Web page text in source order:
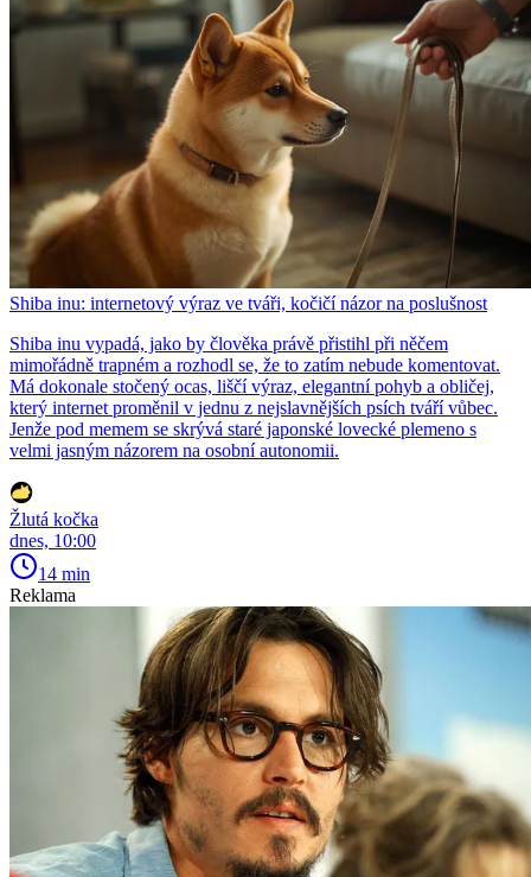
Shiba inu: internetový výraz ve tváři, kočičí názor na poslušnost
Shiba inu vypadá, jako by člověka právě přistihl při něčem
mimořádně trapném a rozhodl se, že to zatím nebude komentovat.
Má dokonale stočený ocas, liščí výraz, elegantní pohyb a obličej,
který internet proměnil v jednu z nejslavnějších psích tváří vůbec.
Jenže pod memem se skrývá staré japonské lovecké plemeno s
velmi jasným názorem na osobní autonomii.
Žlutá kočka
dnes, 10:00
14 min
Reklama